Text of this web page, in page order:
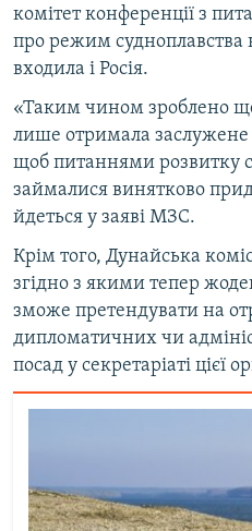
комітет конференції з
про режим судноплавства
входила і Росія.
«Таким чином зроблено
лише отримала заслужене
щоб питаннями розвитку
займалися винятково
йдеться у заяві МЗС.
Крім того, Дунайська
згідно з якими тепер
зможе претендувати на
дипломатичних чи
посад у секретаріаті цієї